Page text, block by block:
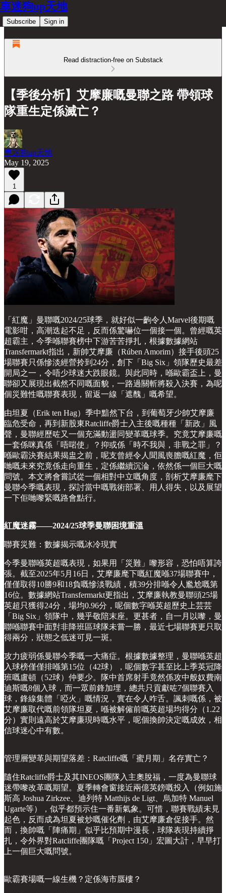
車迷狗up天地
Subscribe Sign in
Read distraction-free on Substack
【季後分析】艾摩廉嘅曼聯之路 帶領球
隊重生定係滅亡？
車迷狗up天地
May 19, 2025
1
「紅魔」曼聯嘅2024/25球季，就好似一齣令人Marvel後期嘅
電影咁，高潮迭起不足，反而係驚嚇位一個接一個。曾經嘅英
超霸主，今季喺聯賽榜中下游苦苦掙扎，根據數據網站
Transfermarkt指出，新帥艾摩廉（Rúben Amorim）接手後頭25
場聯賽只係慘淡經營拎到24分，創下「Big Six」領隊歷史最差
開局之一，令唔少球迷大跌眼鏡。與此同時，喺歐霸盃上，曼
聯卻又展現出截然不同嘅面貌，一路過關斬將殺入決賽，為呢
個災難性嘅聯賽表現，留返一線「遮醜」嘅希望。
由坦夏（Erik ten Hag）季中黯然下台，到葡萄牙少帥艾摩廉
臨危受命，再到新股東Ratcliffe爵士入主後嘅種種「新政」風
聲，曼聯經歷咗又一個充滿動盪同變革嘅球季。究竟艾摩廉嘅
一套係咪真係「唔啱使」？抑或係「時不我與，非戰之罪」？
喺歐霸決賽結果揭盅之前，呢支曾經令人聞風喪膽嘅紅魔，佢
哋嘅未來究竟係走向重生，定係繼續沉淪，依然係一個巨大嘅
問號。本文將會嘗試從一個相對中立嘅角度，剖析艾摩廉麾下
曼聯今季嘅表現，探討當中嘅戰術部署、用人得失，以及展望
一下佢哋嚟緊嘅路會點行。
紅魔迷霧——2024/25球季曼聯困境重溫
聯賽災難：數據揭示嘅冰冷現實
今季曼聯喺英超嘅表現，如果用「災難」嚟形容，恐怕唔算誇
張。截至2025年5月16日，艾摩廉麾下嘅紅魔喺37場聯賽中，
僅僅取得10勝9和18負嘅慘淡戰績，積39分排喺令人尷尬嘅第
16位。數據網站Transfermarkt更指出，艾摩廉執教曼聯頭25場
英超只獲得24分，場均0.96分，呢個數字喺英超歷史上芸芸
「Big Six」領隊中，幾乎敬陪末座。更甚者，自一月以嚟，曼
聯喺聯賽中面對非降班區球隊未嘗一勝，最近七場聯賽更只取
得兩分，狀態之低迷可見一斑。
攻力疲弱係曼聯今季嘅一大痛症。根據數據整理，曼聯喺英超
入球榜僅僅排喺第15位（42球），呢個數字甚至比上季英冠降
班嘅盧頓（52球）仲要少。隊中首席射手竟然係攻中般奴費南
迪斯嘅8個入球，而一眾前鋒加埋，總共只貢獻咗7個聯賽入
球，鋒線集體「啞火」嘅情況，實在令人咋舌。諷刺嘅係，被
艾摩廉取代嘅前領隊坦夏，喺被解僱前嘅英超場均得分（1.22
分）實則遠高於艾摩廉現時嘅水平，呢個換帥決定嘅成效，相
信球迷心中有數。
管理層變革與期望落差：Ratcliffe嘅「蜜月期」名存實亡？
隨住Ratcliffe爵士及其INEOS團隊入主奧脫福，一度為曼聯球
迷帶嚟改革嘅期望。夏季轉會窗接近兩億英鎊嘅投入（例如施
斯高 Joshua Zirkzee、迪列特 Matthijs de Ligt、烏加特 Manuel
Ugarte等），似乎都預示住一番新氣象。可惜，聯賽戰績未見
起色，反而成為坦夏被炒嘅催化劑，由艾摩廉倉促接手。然
而，換帥嘅「陣痛期」似乎比預期中漫長，球隊表現持續掙
扎，令外界對Ratcliffe團隊嘅「Project 150」宏圖大計，早早打
上一個巨大嘅問號。
歐霸賽場嘅一線生機？定係海市蜃樓？